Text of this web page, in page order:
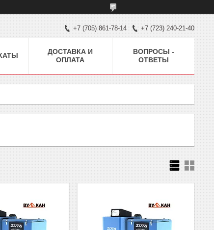
+7 (705) 861-78-14 +7 (723) 240-21-40
ДОСТАВКА И
ОПЛАТА
ВОПРОСЫ -
ОТВЕТЫ